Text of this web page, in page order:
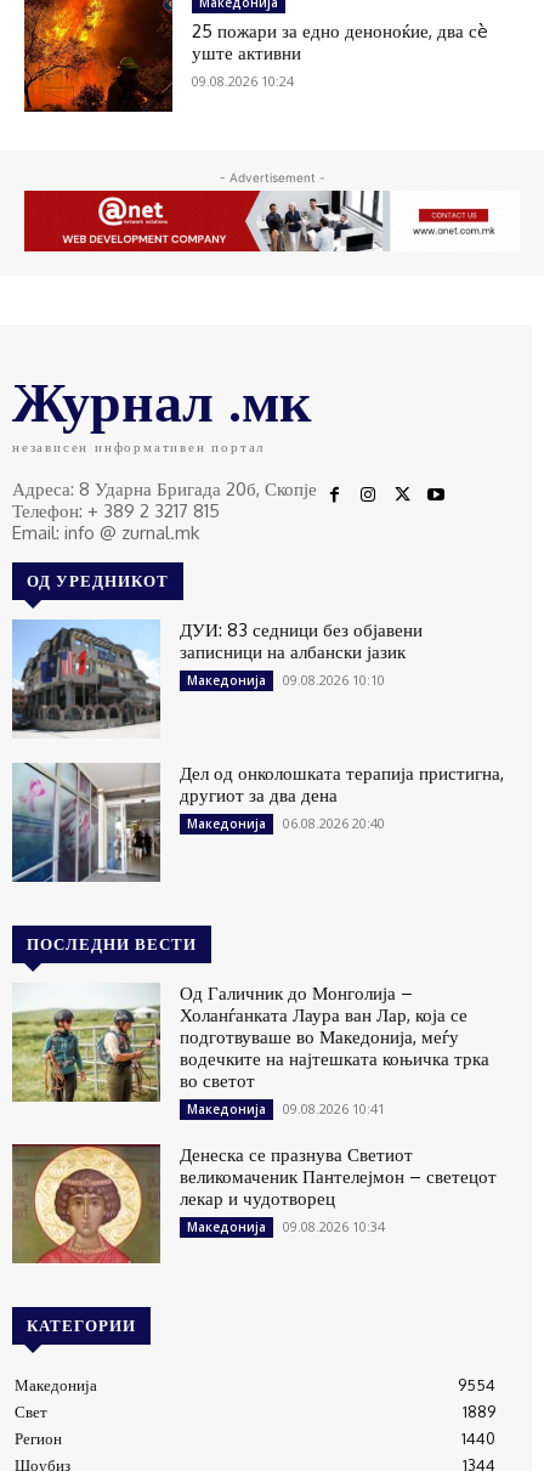
25 пожари за едно деноноќие, два сè
уште активни
09.08.2026 10:24
- Advertisement -
Журнал .мк
независен информативен портал
Адреса: 8 Ударна Бригада 20б, Скопје
Телефон: + 389 2 3217 815
Email: info @ zurnal.mk
ОД УРЕДНИКОТ
ДУИ: 83 седници без објавени
записници на албански јазик
Македонија 09.08.2026 10:10
Дел од онколошката терапија пристигна,
другиот за два дена
Македонија 06.08.2026 20:40
ПОСЛЕДНИ ВЕСТИ
Од Галичник до Монголија –
Холанѓанката Лаура ван Лар, која се
подготвуваше во Македонија, меѓу
водечките на најтешката коњичка трка
во светот
Македонија 09.08.2026 10:41
Денеска се празнува Светиот
великомаченик Пантелејмон – светецот
лекар и чудотворец
Македонија 09.08.2026 10:34
КАТЕГОРИИ
Македонија
9554
Свет
1889
Регион
1440
Шоубиз
1344